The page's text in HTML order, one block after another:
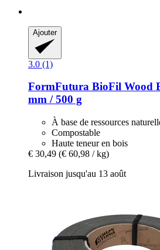
Ajouter
3.0 (1)
FormFutura BioFil Wood
mm / 500 g
À base de ressources
Compostable
Haute teneur en bois
€ 30,49 (€ 60,98 / kg)
Livraison jusqu'au 13 août